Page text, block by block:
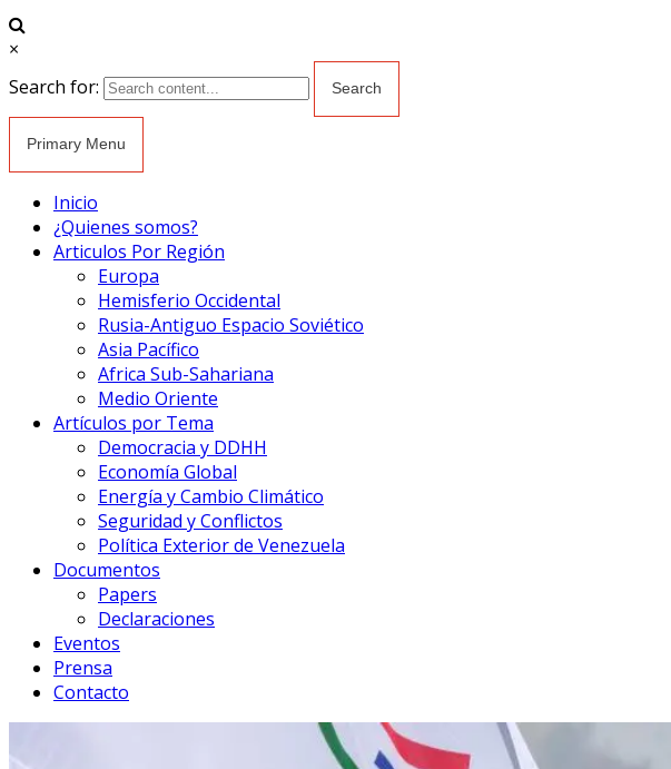
×
Search for:
Primary Menu
Inicio
¿Quienes somos?
Articulos Por Región
Europa
Hemisferio Occidental
Rusia-Antiguo Espacio Soviético
Asia Pacífico
Africa Sub-Sahariana
Medio Oriente
Artículos por Tema
Democracia y DDHH
Economía Global
Energía y Cambio Climático
Seguridad y Conflictos
Política Exterior de Venezuela
Documentos
Papers
Declaraciones
Eventos
Prensa
Contacto